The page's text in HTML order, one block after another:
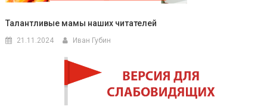
Талантливые мамы наших читателей
21.11.2024 Иван Губин